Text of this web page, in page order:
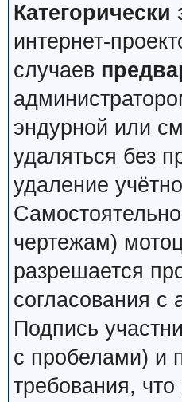
интернет-
случаев
эндурной или
удаляться без
удаление
чертежам)
разрешается
согласования с
Подпись
с пробелами) и
требования,